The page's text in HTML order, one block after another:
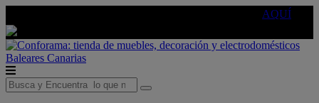
AQUÍ
Baleares Canarias